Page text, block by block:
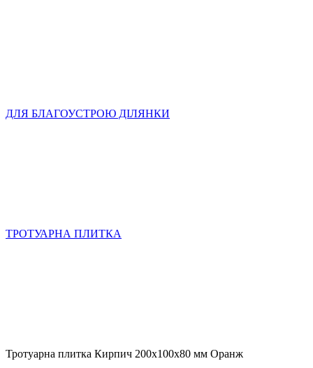
ДЛЯ БЛАГОУСТРОЮ ДІЛЯНКИ
ТРОТУАРНА ПЛИТКА
Тротуарна плитка Кирпич 200х100х80 мм Оранж